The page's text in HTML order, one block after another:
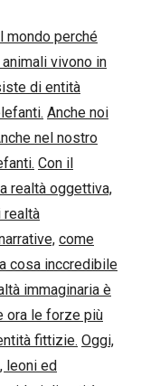
mondo perché
vivono in
di entità
Anche noi
nel nostro
Con il
realtà oggettiva,
realtà
come
cosa inccredibile
immaginaria è
ora le forze più
fittizie. Oggi,
leoni ed